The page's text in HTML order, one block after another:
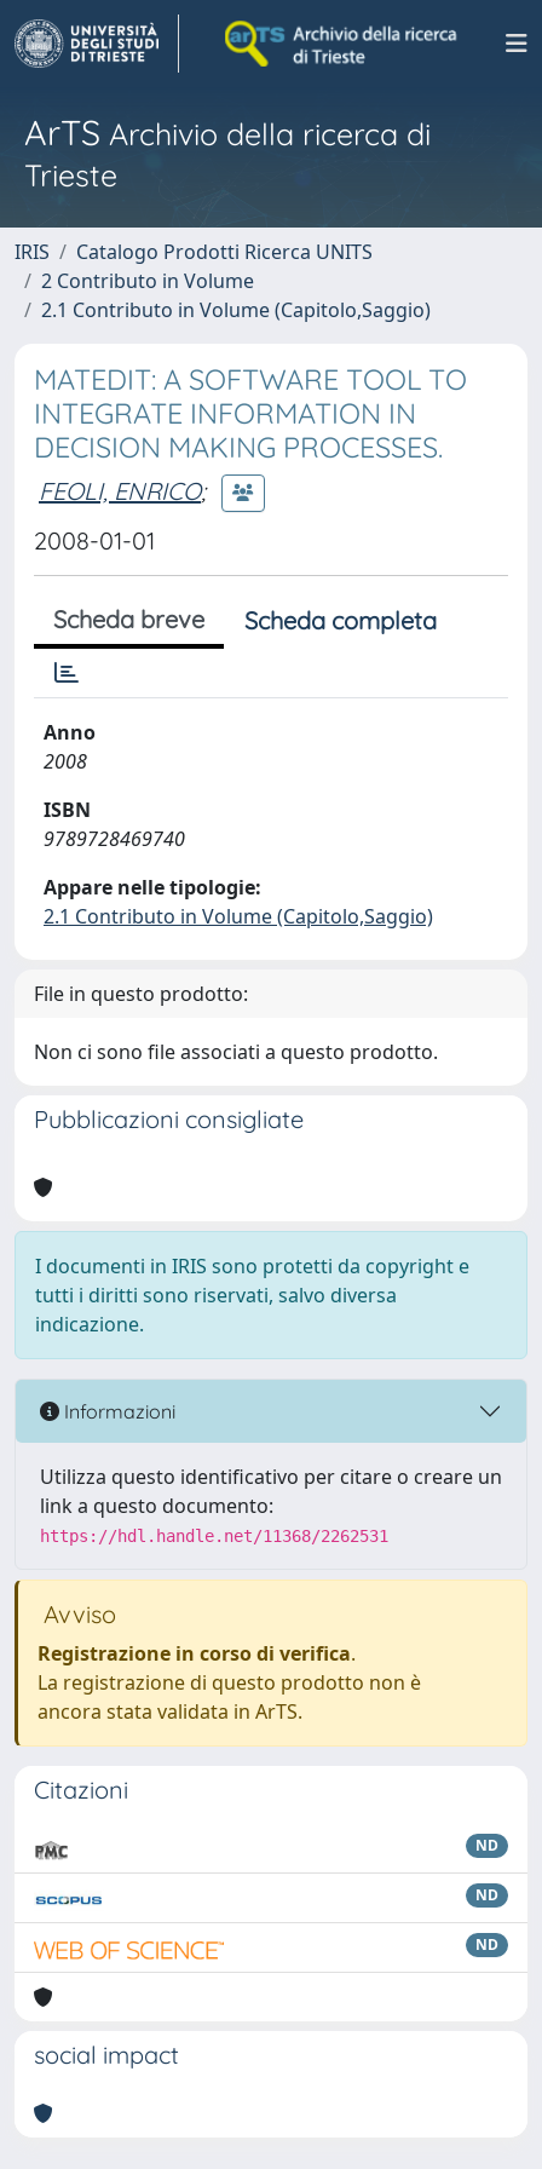
ArTS Archivio della ricerca di
Trieste
IRIS
Catalogo Prodotti Ricerca UNITS
2 Contributo in Volume
2.1 Contributo in Volume (Capitolo,Saggio)
MATEDIT: A SOFTWARE TOOL TO
INTEGRATE INFORMATION IN
DECISION MAKING PROCESSES.
FEOLI, ENRICO;
2008-01-01
Scheda breve Scheda completa
Anno
2008
ISBN
9789728469740
Appare nelle tipologie:
2.1 Contributo in Volume (Capitolo,Saggio)
File in questo prodotto:
Non ci sono file associati a questo prodotto.
Pubblicazioni consigliate
I documenti in IRIS sono protetti da copyright e
tutti i diritti sono riservati, salvo diversa
indicazione.
Informazioni
Utilizza questo identificativo per citare o creare un
link a questo documento:
https://hdl.handle.net/11368/2262531
Avviso
Registrazione in corso di verifica.
La registrazione di questo prodotto non è
ancora stata validata in ArTS.
Citazioni
ND
ND
ND
social impact